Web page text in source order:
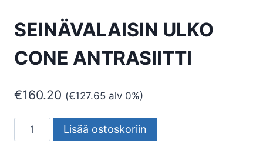
SEINÄVALAISIN ULKO
CONE ANTRASIITTI
€160.20 (€127.65 alv 0%)
SEINÄVALAISIN
ULKO
Lisää ostoskoriin